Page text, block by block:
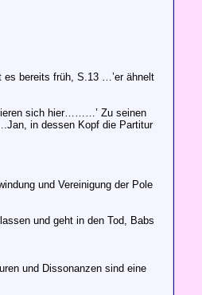
es bereits früh, S.13 …’er ähnelt
sich hier………’ Zu seinen
in dessen Kopf die Partitur
und Vereinigung der Pole
und geht in den Tod, Babs
und Dissonanzen sind eine